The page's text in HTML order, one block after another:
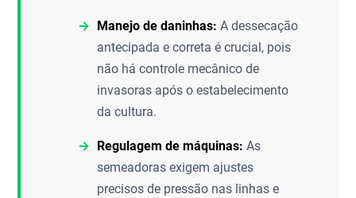
Manejo de daninhas: A dessecação
antecipada e correta é crucial, pois
não há controle mecânico de
invasoras após o estabelecimento
da cultura.
Regulagem de máquinas: As
semeadoras exigem ajustes
precisos de pressão nas linhas e